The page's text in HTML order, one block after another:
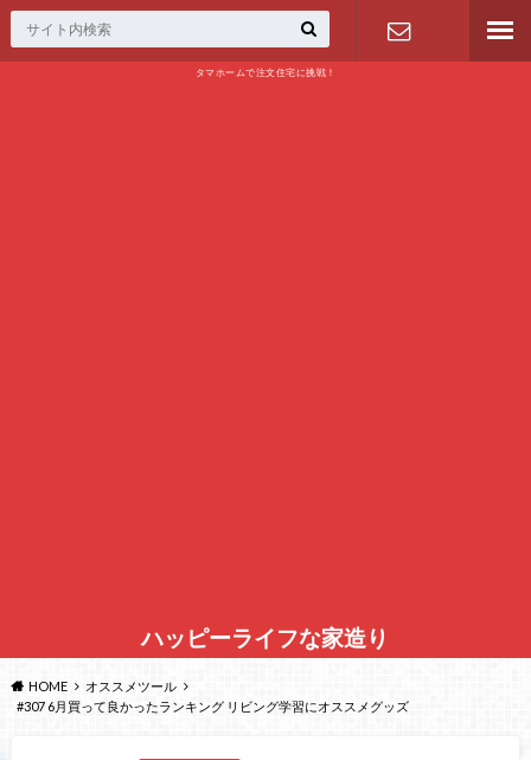
タマホームで注文住宅に挑戦！
ハッピーライフな家造り
HOME
オススメツール
#307 6月買って良かったランキング リビング学習にオススメグッズ